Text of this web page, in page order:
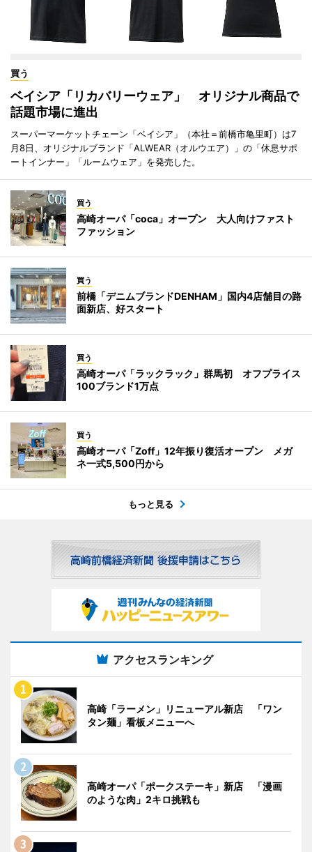
買う
ベイシア「リカバリーウェア」 オリジナル商品で
話題市場に進出
スーパーマーケットチェーン「ベイシア」（本社＝前橋市亀里町）は7
月8日、オリジナルブランド「ALWEAR（オルウエア）」の「休息サポ
ートインナー」「ルームウェア」を発売した。
買う
高崎オーパ「coca」オープン 大人向けファスト
ファッション
買う
前橋「デニムブランドDENHAM」国内4店舗目の路
面新店、好スタート
買う
高崎オーパ「ラックラック」群馬初 オフプライス
100ブランド1万点
買う
高崎オーパ「Zoff」12年振り復活オープン メガ
ネ一式5,500円から
もっと見る
アクセスランキング
高崎「ラーメン」リニューアル新店 「ワン
タン麺」看板メニューへ
高崎オーパ「ポークステーキ」新店 「漫画
のような肉」2キロ挑戦も